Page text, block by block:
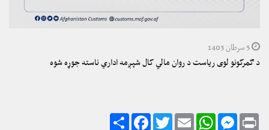
د ګمرکونو لوی ریاست د روان مالي کال شپږمه اداري ناسته جوړه شوه